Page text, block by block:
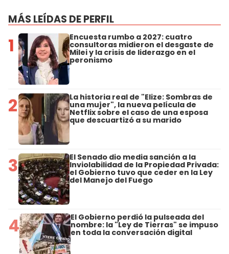
MÁS LEÍDAS DE PERFIL
1 Encuesta rumbo a 2027: cuatro
consultoras midieron el desgaste de
Milei y la crisis de liderazgo en el
peronismo
2 La historia real de "Elize: Sombras de
una mujer", la nueva película de
Netflix sobre el caso de una esposa
que descuartizó a su marido
3 El Senado dio media sanción a la
Inviolabilidad de la Propiedad Privada:
el Gobierno tuvo que ceder en la Ley
del Manejo del Fuego
4 El Gobierno perdió la pulseada del
nombre: la "Ley de Tierras" se impuso
en toda la conversación digital